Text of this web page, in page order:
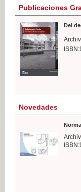
Publicaciones
Del
Novedades